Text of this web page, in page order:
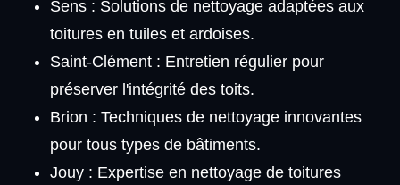
Sens : Solutions de nettoyage adaptées aux
toitures en tuiles et ardoises.
Saint-Clément : Entretien régulier pour
préserver l'intégrité des toits.
Brion : Techniques de nettoyage innovantes
pour tous types de bâtiments.
Jouy : Expertise en nettoyage de toitures